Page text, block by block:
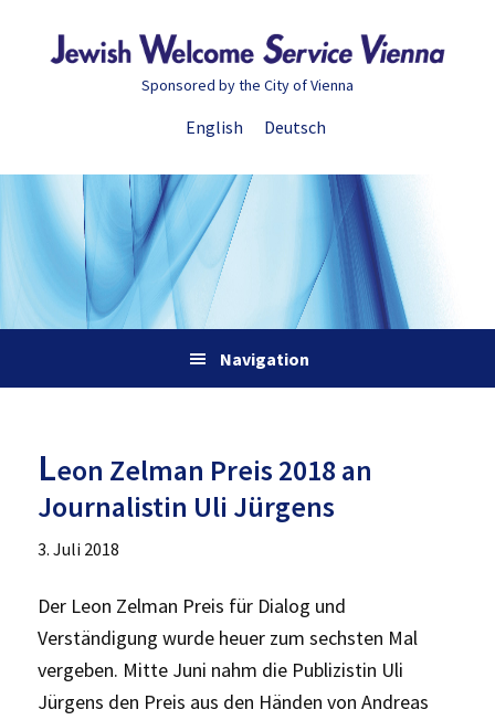
Hauptnavigation
Hauptsidebar
Fußzeile
Sponsored by the City of Vienna
English Deutsch
Navigation
Leon Zelman Preis 2018 an
Journalistin Uli Jürgens
3. Juli 2018
Der Leon Zelman Preis für Dialog und
Verständigung wurde heuer zum sechsten Mal
vergeben. Mitte Juni nahm die Publizistin Uli
Jürgens den Preis aus den Händen von Andreas